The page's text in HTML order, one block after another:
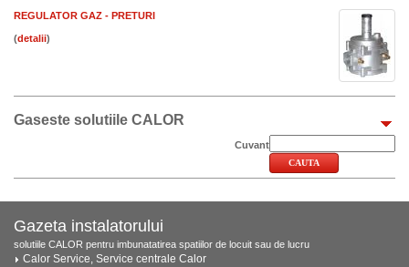
REGULATOR GAZ - PRETURI
( )
Gaseste solutiile CALOR
Cuvant
Gazeta instalatorului
solutiile CALOR pentru imbunatatirea spatiilor de locuit sau de lucru
Calor Service, Service centrale Calor